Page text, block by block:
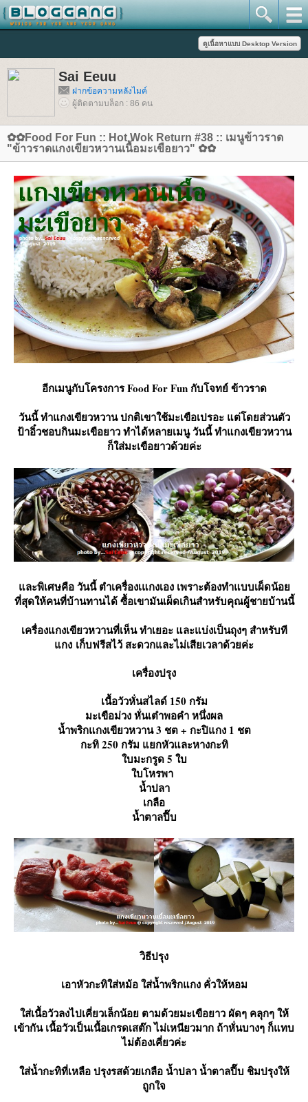
Sai Eeuu
ฝากข้อความหลังไมค์
ผู้ติดตามบล็อก : 86 คน
✿✿Food For Fun :: Hot Wok Return #38 :: เมนูข้าวราด
"ข้าวราดแกงเขียวหวานเนื้อมะเขือยาว" ✿✿
อีกเมนูกับโครงการ Food For Fun กับโจทย์ ข้าวราด
วันนี้ ทำแกงเขียวหวาน ปกติเขาใช้มะเขือเปรอะ แต่โดยส่วนตัว
ป้าอิ๋วชอบกินมะเขือยาว ทำได้หลายเมนู วันนี้ ทำแกงเขียวหวาน
ก็ใส่มะเขือยาวด้วยค่ะ
ละพิเศษคือ วันนี้ ตำเครื่องเแกงเอง เพราะต้องทำแบบเผ็ดน้อ
ที่สุดให้คนที่บ้านทานได้ ซื้อเขามันเผ็ดเกินสำหรับคุณผู้ชายบ้านนี้
เครื่องแกงเขียวหวานที่เห็น ทำเยอะ และแบ่งเป็นถุงๆ สำหรับที
กง เก็บฟรีสไว้ สะดวกและไม่เสียเวลาด้วยค่ะ
เครื่องปรุง
เนื้อวัวหั่นสไลด์ 150 กรัม
มะเขือม่วง หั่นเต๋าพอคำ หนึ่งผล
น้ำพริกแกงเขียวหวาน 3 ชต + กะปิแกง 1 ชต
กะทิ 250 กรัม แยกหัวและหางกะทิ
บมะกรูด 5 ใบ
บโหรพา
น้ำปลา
เกลือ
น้ำตาลปี๊บ
วิธีปรุง
เอาหัวกะทิใส่หม้อ ใส่น้ำพริกแกง คั่วให้หอม
ส่เนื้อวัวลงไปเคี่ยวเล็กน้อย ตามด้วยมะเขือยาว ผัดๆ คลุกๆ ให้
เข้ากัน เนื้อวัวเป็นเนื้อเกรดเสต๊ก ไม่เหนียวมาก ถ้าหั่นบางๆ ก็แทบ
ไม่ต้องเคี่ยวค่ะ
ส่น้ำกะทิที่เหลือ ปรุงรสด้วยเกลือ น้ำปลา น้ำตาลปี๊บ ชิมปรุงให้
ถูกใจ